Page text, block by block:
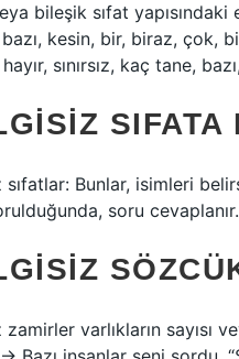
bileşik sıfat
kesin, bir, biraz, çok,
sınırsız, kaç tane,
SIFATA
sıfatlar: Bunlar, isimleri
soru cevaplanır.
zamirler varlıkların sayısı